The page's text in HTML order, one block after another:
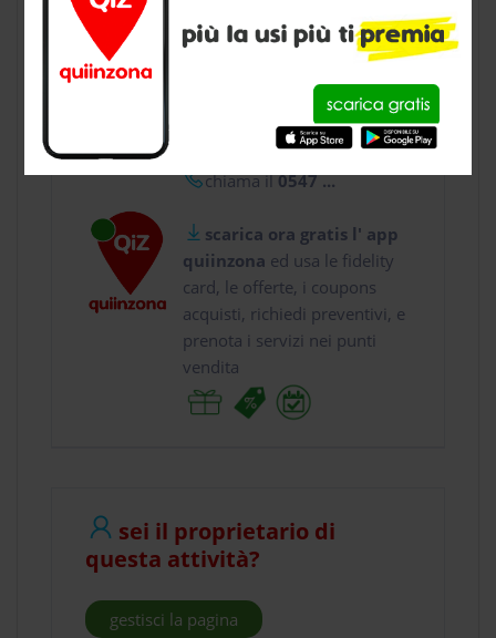
CONTATTI
usa gratis quiinzona e :
Via Alberto Asc...
chiama il0547 ...
scarica ora gratis l' app
quiinzona ed usa le fidelity
card, le offerte, i coupons
acquisti, richiedi preventivi, e
prenota i servizi nei punti
vendita
sei il proprietario di
questa attività?
gestisci la pagina